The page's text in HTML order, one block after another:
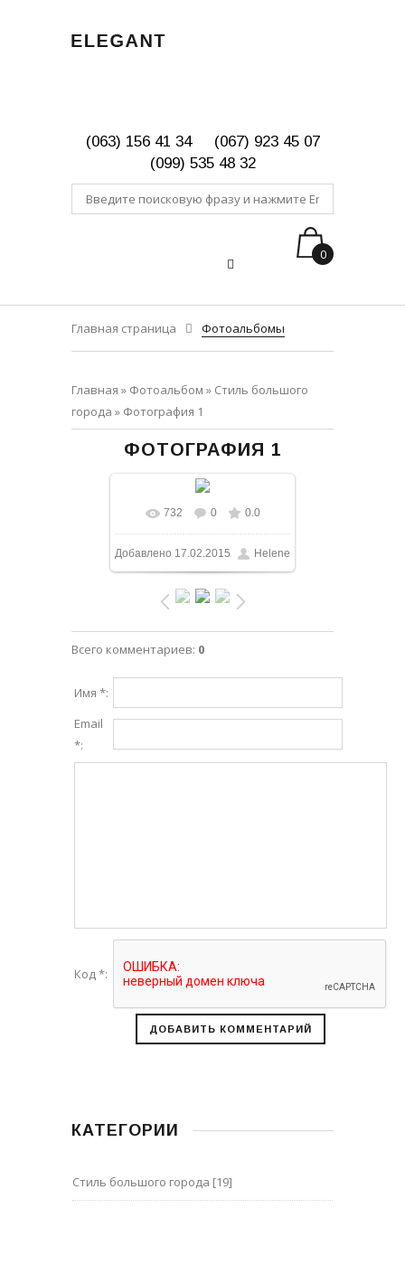
(063) 156 41 34
(067) 923 45 07
(099) 535 48 32
0
Главная страница Фотоальбомы
Главная » Фотоальбом » Стиль большого
города » Фотография 1
ФОТОГРАФИЯ 1
В реальном размере
600x600/ 93.0Kb
732 0 0.0
Добавлено 17.02.2015 Helene
Всего комментариев: 0
Имя *:
Email
*:
Код *:
КАТЕГОРИИ
Стиль большого города [19]